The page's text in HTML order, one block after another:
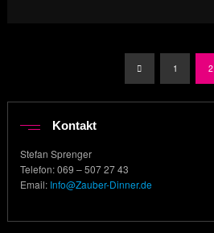
Seitennummerierung
der
Beiträge
1 2
Kontakt
Stefan Sprenger
Telefon: 069 – 507 27 43
Email: Info@Zauber-Dinner.de